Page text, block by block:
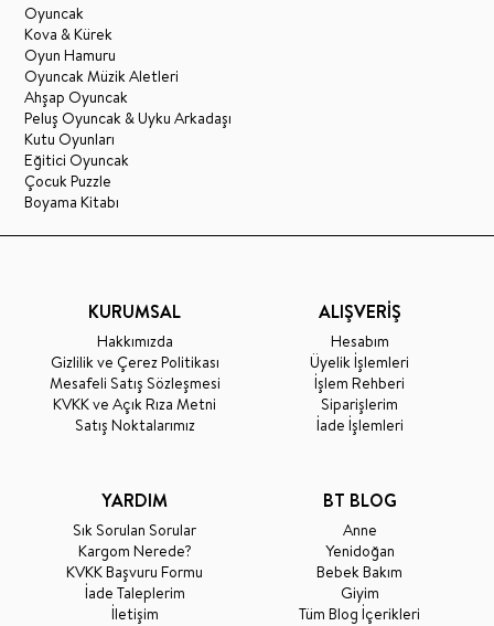
Oyuncak
Kova & Kürek
Oyun Hamuru
Oyuncak Müzik Aletleri
Ahşap Oyuncak
Peluş Oyuncak & Uyku Arkadaşı
Kutu Oyunları
Eğitici Oyuncak
Çocuk Puzzle
Boyama Kitabı
KURUMSAL
Hakkımızda
Gizlilik ve Çerez Politikası
Mesafeli Satış Sözleşmesi
KVKK ve Açık Rıza Metni
Satış Noktalarımız
ALIŞVERİŞ
Hesabım
Üyelik İşlemleri
İşlem Rehberi
Siparişlerim
İade İşlemleri
YARDIM
Sık Sorulan Sorular
Kargom Nerede?
KVKK Başvuru Formu
İade Taleplerim
İletişim
BT BLOG
Anne
Yenidoğan
Bebek Bakım
Giyim
Tüm Blog İçerikleri